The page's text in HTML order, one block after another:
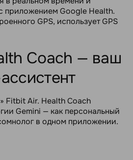
приложением Google Health.
GPS, использует GPS
Coach — ваш
Fitbit Air. Health Coach
Gemini — как персональный
в одном приложении.